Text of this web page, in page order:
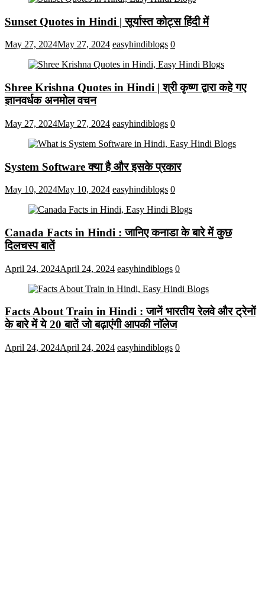
Sunset Quotes in Hindi | सूर्यास्त कोट्स हिंदी में
May 27, 2024May 27, 2024 easyhindiblogs 0
Shree Krishna Quotes in Hindi | श्री कृष्ण द्वारा कहे गए
ज्ञानवर्धक अनमोल वचन
May 27, 2024May 27, 2024 easyhindiblogs 0
System Software क्या है और इसके प्रकार
May 10, 2024May 10, 2024 easyhindiblogs 0
Canada Facts in Hindi : जानिए कनाडा के बारे में कुछ
दिलचस्प बातें
April 24, 2024April 24, 2024 easyhindiblogs 0
Facts About Train in Hindi : जानें भारतीय रेलवे और ट्रेनों
के बारे में ये 20 बातें जो बढ़ाएंगी आपकी नाॅलेज
April 24, 2024April 24, 2024 easyhindiblogs 0